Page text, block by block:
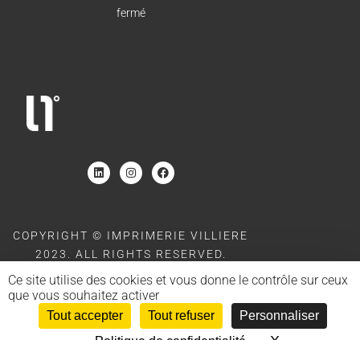
Ce site utilise des cookies et vous donne le contrôle sur ceux
que vous souhaitez activer
Tout accepter Tout refuser
Personnaliser
fermé
COPYRIGHT © IMPRIMERIE VILLIERE
2023. ALL RIGHTS RESERVED.
SITE POWERED BY MOOD AND BACK